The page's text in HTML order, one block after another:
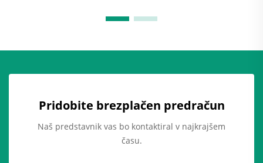
Pridobite brezplačen predračun
Naš predstavnik vas bo kontaktiral v najkrajšem
času.